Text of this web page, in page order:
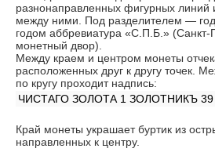
разнонаправленных фигурных линий
между ними. Под разделителем —
годом аббревиатура «С.П.Б.» (Санкт-
монетный двор).
Между краем и центром монеты
расположенных друг к другу точек.
по кругу проходит надпись:
ЧИСТАГО ЗОЛОТА 1 ЗОЛОТНИКЪ
Край монеты украшает буртик из
направленных к центру.